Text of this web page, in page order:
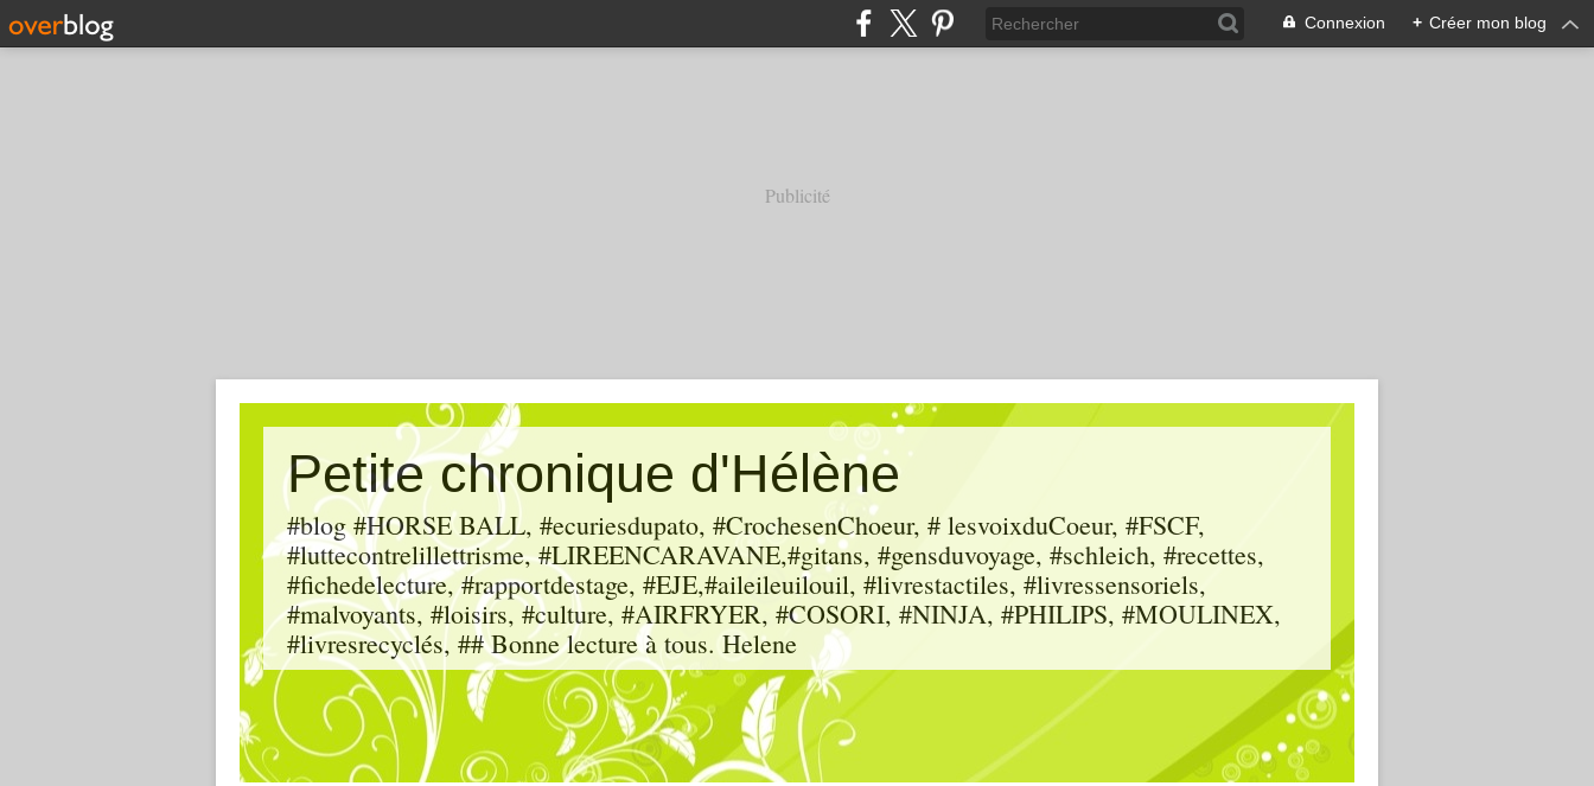
Connexion + Créer mon blog
Publicité
Petite chronique d'Hélène
#blog #HORSE BALL, #ecuriesdupato, #CrochesenChoeur, # lesvoixduCoeur, #FSCF,
#luttecontrelillettrisme, #LIREENCARAVANE,#gitans, #gensduvoyage, #schleich, #recettes,
#fichedelecture, #rapportdestage, #EJE,#aileileuilouil, #livrestactiles, #livressensoriels,
#malvoyants, #loisirs, #culture, #AIRFRYER, #COSORI, #NINJA, #PHILIPS, #MOULINEX,
#livresrecyclés, ## Bonne lecture à tous. Helene